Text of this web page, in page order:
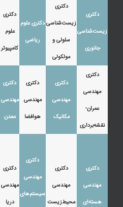
دکتری
زیست‌شناسی
جانوری
دکتری
زیست‌شناسی
سلولی و
مولکولی
دکتری علوم
ریاضی
دکتری
علوم
کامپیوتر
دکتری
مهندسی
عمران-
نقشه‌برداری
دکتری
مهندسی
مکانیک
دکتری
مهندسی
هوافضا
دکتری
مهندسی
معدن
دکتری
مهندسی
هسته‌ای
دکتری
مهندسی
محیط‌زیست
دکتری
مهندسی
سیستم‌های
دکتری
مهندسی
دریا